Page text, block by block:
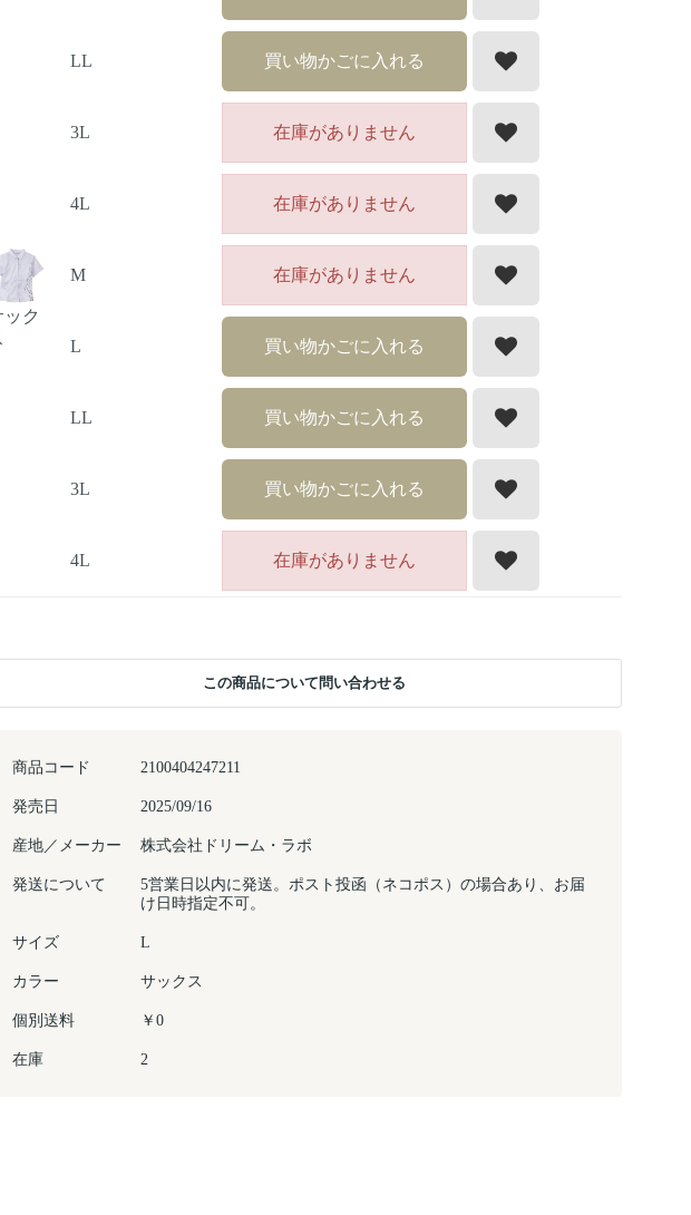
商品コード 2100404247211
発売日 2025/09/16
産地／メーカー 株式会社ドリーム・ラボ
発送について
5営業日以内に発送。ポスト投函（ネコポス）の場合あり、お届
け日時指定不可。
サイズ L
カラー サックス
個別送料 ￥0
在庫 2
LL 買い物かごに入れる
3L 在庫がありません
4L 在庫がありません
ック
M 在庫がありません
L 買い物かごに入れる
LL 買い物かごに入れる
3L 買い物かごに入れる
4L 在庫がありません
この商品について問い合わせる